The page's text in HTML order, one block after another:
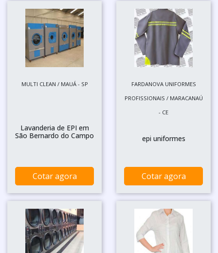
MULTI CLEAN / MAUÁ - SP
Lavanderia de EPI em
São Bernardo do Campo
Cotar agora
FARDANOVA UNIFORMES
PROFISSIONAIS / MARACANAÚ
- CE
epi uniformes
Cotar agora